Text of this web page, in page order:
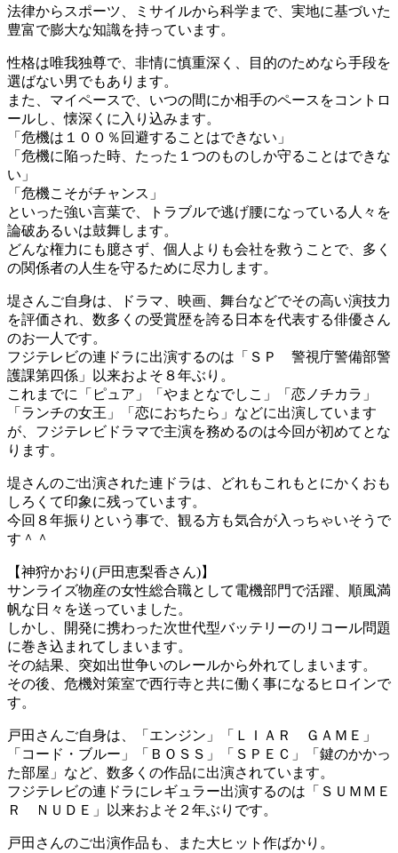
法律からスポーツ、ミサイルから科学まで、実地に基づいた
豊富で膨大な知識を持っています。
性格は唯我独尊で、非情に慎重深く、目的のためなら手段を
選ばない男でもあります。
また、マイペースで、いつの間にか相手のペースをコントロ
ールし、懐深くに入り込みます。
「危機は１００％回避することはできない」
「危機に陥った時、たった１つのものしか守ることはできな
い」
「危機こそがチャンス」
といった強い言葉で、トラブルで逃げ腰になっている人々を
論破あるいは鼓舞します。
どんな権力にも臆さず、個人よりも会社を救うことで、多く
の関係者の人生を守るために尽力します。
堤さんご自身は、ドラマ、映画、舞台などでその高い演技力
を評価され、数多くの受賞歴を誇る日本を代表する俳優さん
のお一人です。
フジテレビの連ドラに出演するのは「ＳＰ 警視庁警備部警
護課第四係」以来およそ８年ぶり。
これまでに「ピュア」「やまとなでしこ」「恋ノチカラ」
「ランチの女王」「恋におちたら」などに出演しています
が、フジテレビドラマで主演を務めるのは今回が初めてとな
ります。
堤さんのご出演された連ドラは、どれもこれもとにかくおも
しろくて印象に残っています。
今回８年振りという事で、観る方も気合が入っちゃいそうで
す＾＾
【神狩かおり(戸田恵梨香さん)】
サンライズ物産の女性総合職として電機部門で活躍、順風満
帆な日々を送っていました。
しかし、開発に携わった次世代型バッテリーのリコール問題
に巻き込まれてしまいます。
その結果、突如出世争いのレールから外れてしまいます。
その後、危機対策室で西行寺と共に働く事になるヒロインで
す。
戸田さんご自身は、「エンジン」「ＬＩＡＲ ＧＡＭＥ」
「コード・ブルー」「ＢＯＳＳ」「ＳＰＥＣ」「鍵のかかっ
た部屋」など、数多くの作品に出演されています。
フジテレビの連ドラにレギュラー出演するのは「ＳＵＭＭＥ
Ｒ ＮＵＤＥ」以来およそ２年ぶりです。
戸田さんのご出演作品も、また大ヒット作ばかり。